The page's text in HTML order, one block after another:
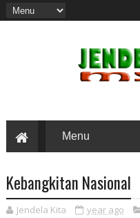
Kebangkitan Nasional
Jendela Kita year ago